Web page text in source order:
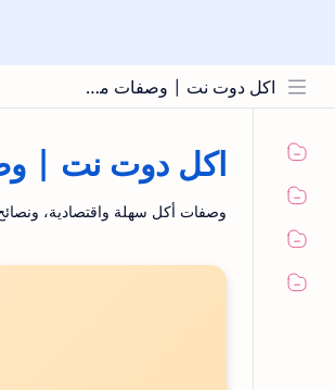
اكل دوت نت | وصفات مجربة ونصائح المطبخ
اكل دوت نت |
وصفات أكل سهلة واقتصادية،